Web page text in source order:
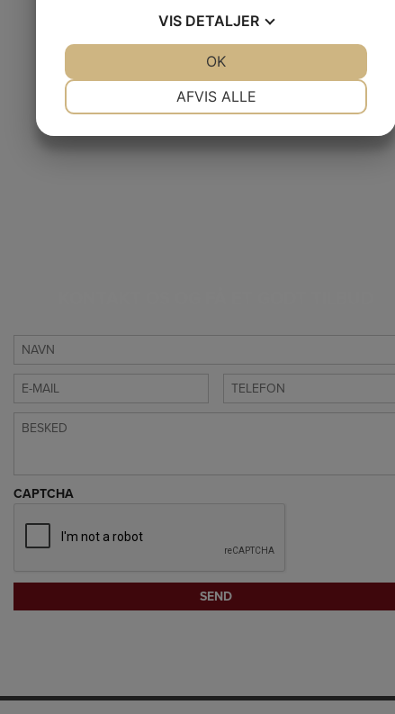
CAPTCHA
VIS DETALJER
AFVIS ALLE
OK